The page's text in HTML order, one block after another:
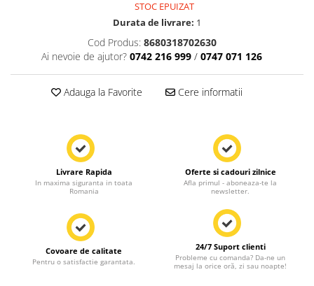
STOC EPUIZAT
Durata de livrare: 1
Cod Produs: 8680318702630
Ai nevoie de ajutor? 0742 216 999 / 0747 071 126
Adauga la Favorite Cere informatii
Livrare Rapida
In maxima siguranta in toata
Romania
Oferte si cadouri zilnice
Afla primul - aboneaza-te la
newsletter.
Covoare de calitate
Pentru o satisfactie garantata.
24/7 Suport clienti
Probleme cu comanda? Da-ne un
mesaj la orice oră, zi sau noapte!